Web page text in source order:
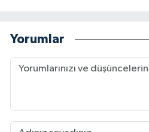
Yorumlar